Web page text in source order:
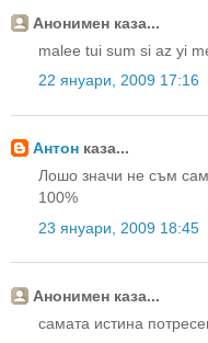
Анонимен каза...
malee tui sum si az yi
22 януари, 2009 17:16
Антон каза...
Лошо значи не съм
100%
23 януари, 2009 18:45
Анонимен каза...
самата истина